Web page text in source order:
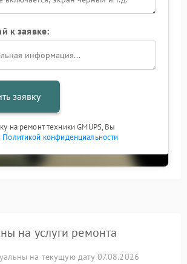
к заявке:
заявку
на ремонт техники GMUPS, Вы
Политикой конфиденциальности
на услуги ремонта
на текущую дату 07.08.2026